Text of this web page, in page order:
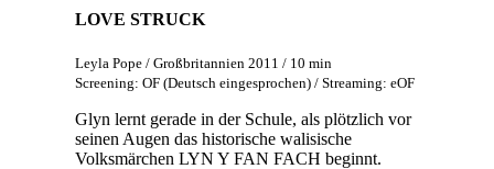
LOVE STRUCK
Leyla Pope / Großbritannien 2011 / 10 min
Screening: OF (Deutsch eingesprochen) / Streaming: eOF
Glyn lernt gerade in der Schule, als plötzlich vor
seinen Augen das historische walisische
Volksmärchen LYN Y FAN FACH beginnt.